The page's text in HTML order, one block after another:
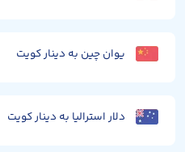
یوان چین به دینار کویت
دلار استرالیا به دینار کویت